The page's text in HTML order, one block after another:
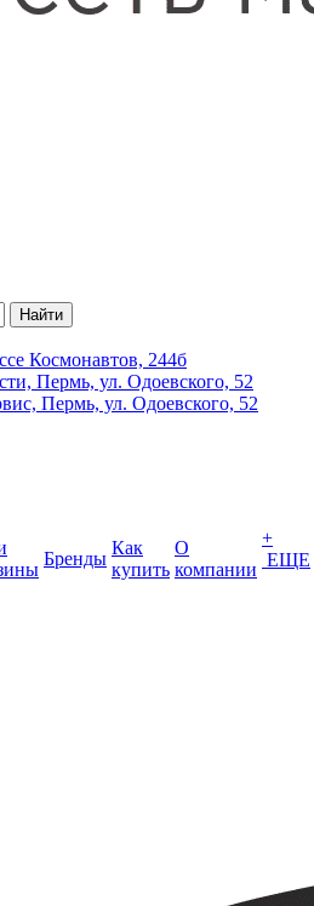
Найти
Космонавтов, 244б
Пермь, ул. Одоевского, 52
Пермь, ул. Одоевского, 52
Бренды
Как
купить
О
компании
+
ЕЩЕ